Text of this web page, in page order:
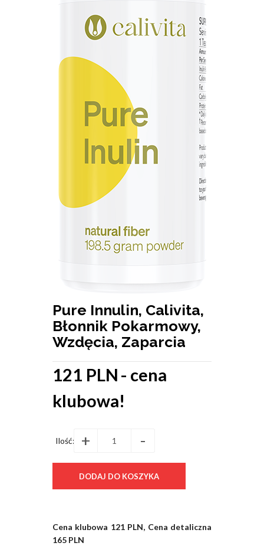
Pure Innulin, Calivita,
Błonnik Pokarmowy,
Wzdęcia, Zaparcia
121 PLN - cena
klubowa!
Ilość: + -
Cena klubowa 121 PLN, Cena detaliczna
165 PLN